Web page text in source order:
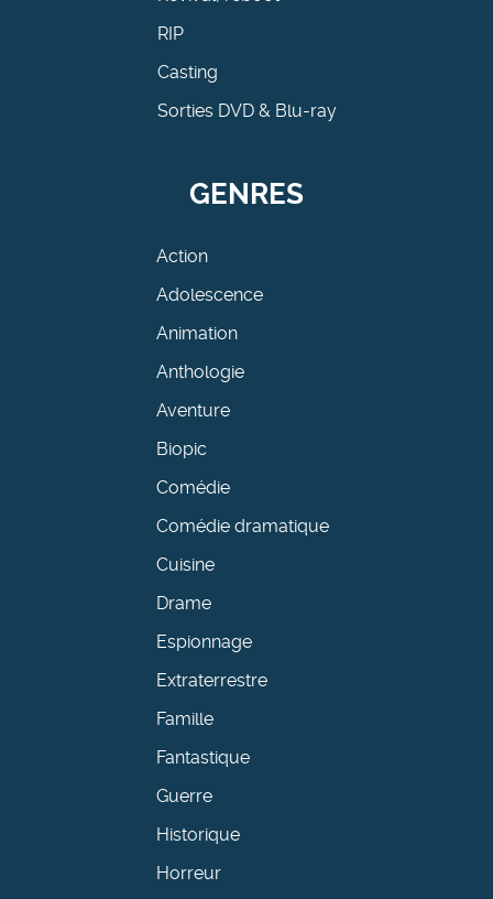
RIP
Casting
Sorties DVD & Blu-ray
GENRES
Action
Adolescence
Animation
Anthologie
Aventure
Biopic
Comédie
Comédie dramatique
Cuisine
Drame
Espionnage
Extraterrestre
Famille
Fantastique
Guerre
Historique
Horreur